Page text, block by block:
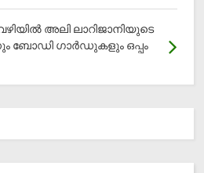
അലി ലാറിജാനിയുടെ
ബോഡി ഗാര്‍ഡുകളും ഒപ്പം